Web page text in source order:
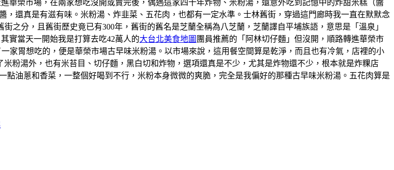
華榮市場，在兩家想吃沒開或賣完後，偶遇這家四十年炸物、米粉湯，還意外吃到記憶中的炸甜米糕（醬
還真是有滋有味。米粉湯、炸韭菜、五花肉，也都有一定水準。士林舊街，穿過這門廊時我一直在默默念
之分，且舊街歷史竟已有300年，舊街的舊名是芝蘭全稱為八芝蘭，芝蘭譯自平埔族語，意思是「溫泉」
實當天一開始我是打算去吃42萬人的大台北美食地圖 團員推薦的「阿林切仔麵」但沒開，順路轉進華榮市
家胃想吃的，便是華榮市場古早味米粉湯。以市場來說，這用餐空間算是乾淨，而且也有冷氣，店裡的小
粉湯外，也有米苔目、切仔麵，黑白切和炸物，選項還真是不少，尤其是炸物還不少，根本就是炸粿店
油蔥和香菜，一整個好喝到不行，米粉本身微微的爽脆，完全是我偏好的那種古早味米粉湯。五花肉算是